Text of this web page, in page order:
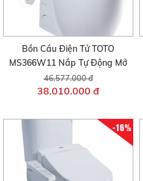
Bồn Cầu Điện Tử TOTO
MS366W11 Nắp Tự Động Mở
46.577.000 đ
38.010.000 đ
-16%